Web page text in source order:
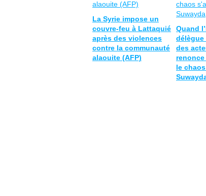
La Syrie impose un
couvre-feu à Lattaquié
après des violences
contre la communauté
alaouite (AFP)
Quand
délègue
des
le